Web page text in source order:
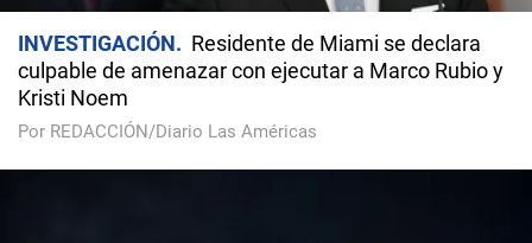
INVESTIGACIÓN
Residente de Miami se declara
culpable de amenazar con ejecutar a Marco Rubio y
Kristi Noem
Por REDACCIÓN/Diario Las Américas